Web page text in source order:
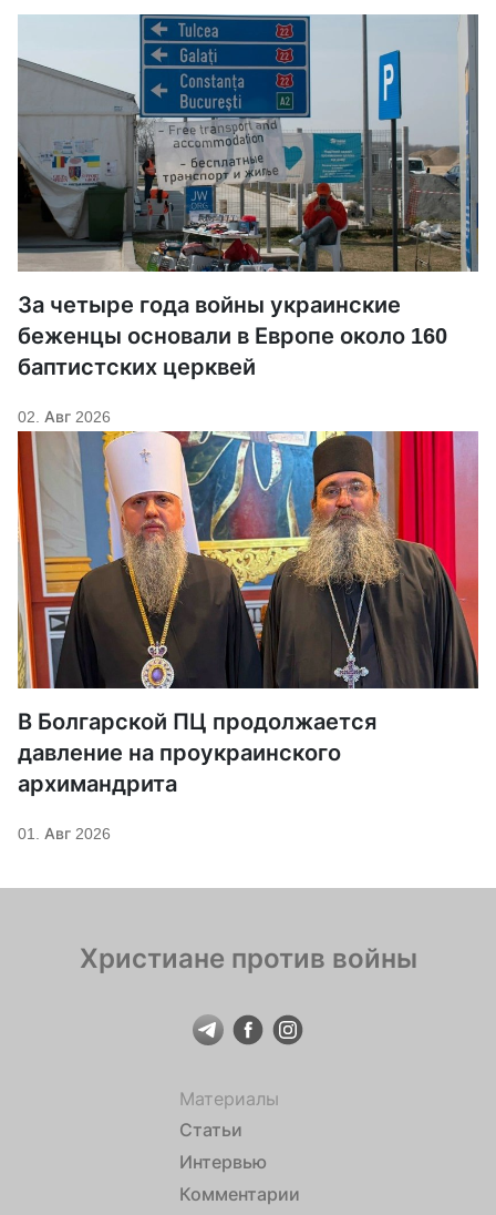
За четыре года войны украинские
беженцы основали в Европе около 160
баптистских церквей
02. Авг 2026
В Болгарской ПЦ продолжается
давление на проукраинского
архимандрита
01. Авг 2026
Христиане против войны
Материалы
Статьи
Интервью
Комментарии